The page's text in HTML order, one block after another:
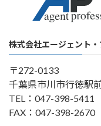
株式会社エージェント
〒272-0133
千葉県市川市行徳駅
TEL：047-398-5411
FAX：047-398-2670